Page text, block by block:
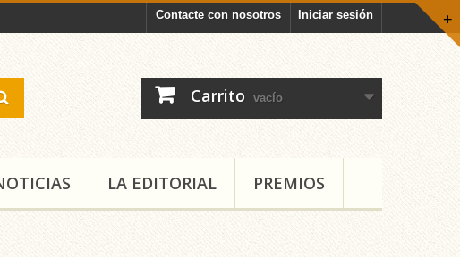
+
Iniciar sesión
Contacte con nosotros
Carrito vacío
LA EDITORIAL PREMIOS